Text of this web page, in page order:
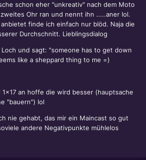
schon eher "unkreativ" nach dem Moto
Ohr ran und nennt ihn .....aner lol.
finde ich einfach nur blöd. Naja die
Durchschnitt. Lieblingsdialog
und sagt: "someone has to get down
like a sheppard thing to me =)
1x17 an hoffe die wird besser (hauptsache
"bauern") lol
nie gehabt, das mir ein Maincast so gut
andere Negativpunkte mühlelos